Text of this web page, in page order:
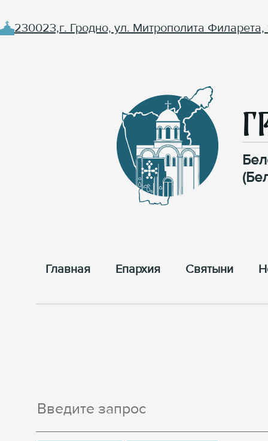
230023,г. Гродно, ул. Митрополита Филарета,
Главная Епархия Cвятыни